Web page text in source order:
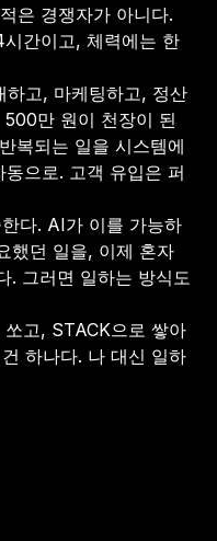
은 경쟁자가 아니다.
간이고, 체력에는 한
하고, 마케팅하고, 정산
만 원이 천장이 된
복되는 일을 시스템에
으로. 고객 유입은 퍼
다. AI가 이를 가능하
했던 일을, 이제 혼자
. 그러면 일하는 방식도
고, STACK으로 쌓아
하나다. 나 대신 일하